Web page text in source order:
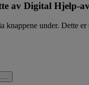
av Digital Hjelp-
knappene under. Dette